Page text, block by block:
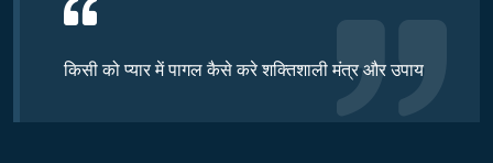
किसी को प्यार में पागल कैसे करे शक्तिशाली मंत्र और उपाय